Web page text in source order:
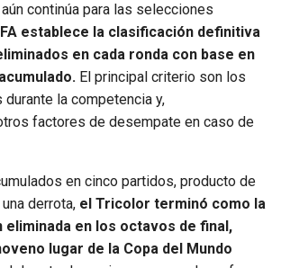
continúa para las selecciones
establece la clasificación definitiva
en cada ronda con base en
El principal criterio son los
la competencia y,
factores de desempate en caso de
en cinco partidos, producto de
derrota, el Tricolor terminó como la
en los octavos de final,
lugar de la Copa del Mundo